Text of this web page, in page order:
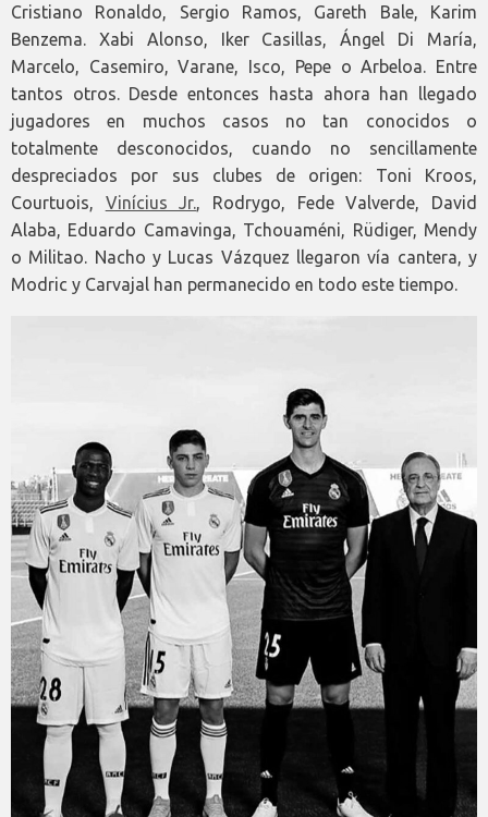
Cristiano Ronaldo, Sergio Ramos, Gareth Bale, Karim
Benzema. Xabi Alonso, Iker Casillas, Ángel Di María,
Marcelo, Casemiro, Varane, Isco, Pepe o Arbeloa. Entre
tantos otros. Desde entonces hasta ahora han llegado
jugadores en muchos casos no tan conocidos o
totalmente desconocidos, cuando no sencillamente
despreciados por sus clubes de origen: Toni Kroos,
Courtuois, Vinícius Jr., Rodrygo, Fede Valverde, David
Alaba, Eduardo Camavinga, Tchouaméni, Rüdiger, Mendy
o Militao. Nacho y Lucas Vázquez llegaron vía cantera, y
Modric y Carvajal han permanecido en todo este tiempo.